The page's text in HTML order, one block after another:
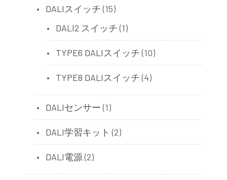
DALIスイッチ (15)
DALI2 スイッチ (1)
TYPE6 DALIスイッチ (10)
TYPE8 DALIスイッチ (4)
DALIセンサー (1)
DALI学習キット (2)
DALI電源(2)